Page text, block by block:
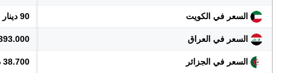
السعر في الكويت 90 دينار
السعر في العراق 393.000
السعر في الجزائر 38.700 دينار